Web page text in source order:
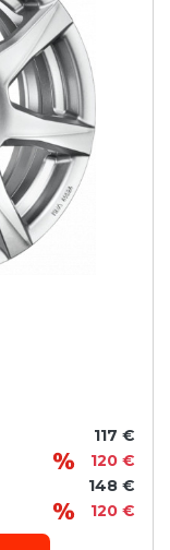
117 €
120 €
148 €
120 €